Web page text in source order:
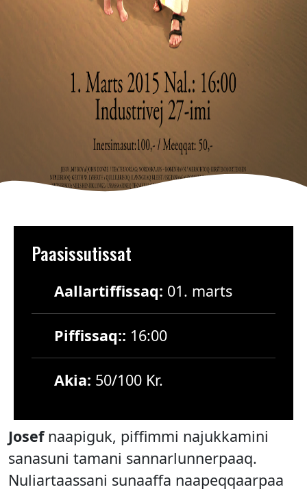
Paasissutissat
Aallartiffissaq: 01. marts
Piffissaq:: 16:00
Akia: 50/100 Kr.
Josefnaapiguk, piffimmi najukkamini
sanasuni tamani sannarlunnerpaaq.
Nuliartaassani sunaaffa naapeqqaarpaa